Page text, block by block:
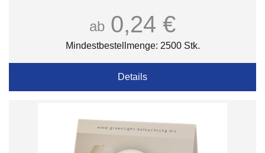
ab 0,24 €
Mindestbestellmenge: 2500 Stk.
Details